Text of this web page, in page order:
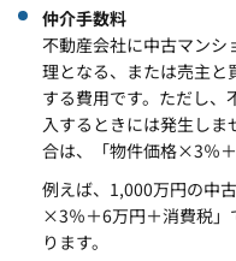
仲介手数料
不動産会社に中古マンシ
理となる、または売主と
する費用です。ただし
入するときには発生し
合は、「物件価格×3％＋
例えば、1,000万円の中
×3％＋6万円＋消費税」
ります。